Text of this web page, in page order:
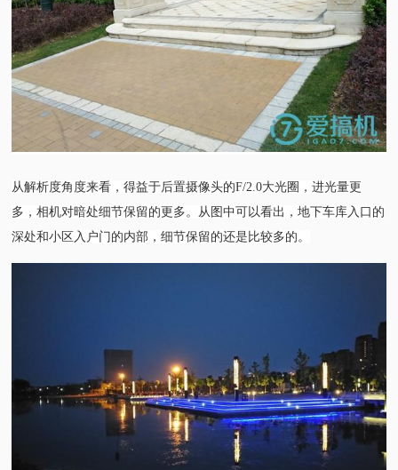
从解析度角度来看，得益于后置摄像头的F/2.0大光圈，进光量更
多，相机对暗处细节保留的更多。从图中可以看出，地下车库入口的
深处和小区入户门的内部，细节保留的还是比较多的。